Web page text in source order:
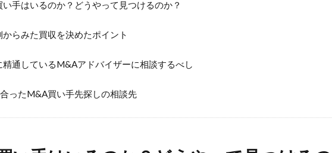
手はいるのか？どうやって見つけるのか？
らみた買収を決めたポイント
精通しているM&Aアドバイザーに相談するべし
ったM&A買い手先探しの相談先